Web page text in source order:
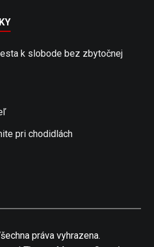
k slobode bez zbytočnej
pri chodidlách
práva vyhrazena.